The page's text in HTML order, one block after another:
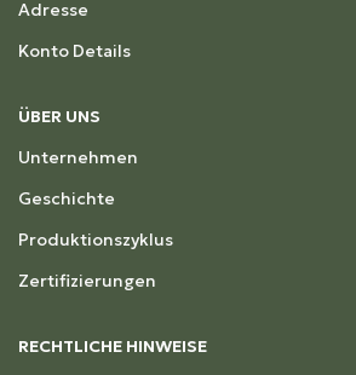
Adresse
Konto Details
ÜBER UNS
Unternehmen
Geschichte
Produktionszyklus
Zertifizierungen
RECHTLICHE HINWEISE